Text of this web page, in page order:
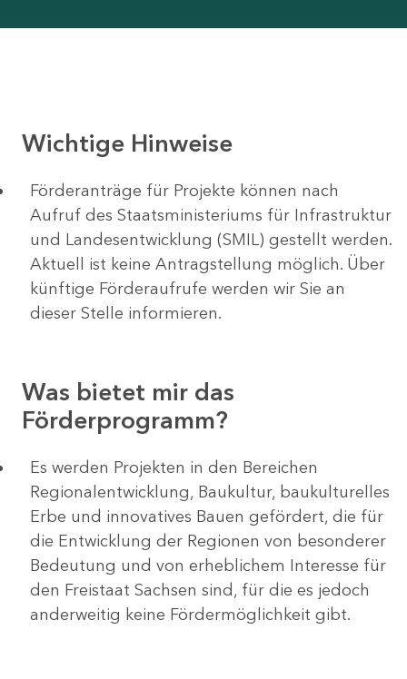
Wichtige Hinweise
Förderanträge für Projekte können nach
Aufruf des Staatsministeriums für Infrastruktur
und Landesentwicklung (SMIL) gestellt werden.
Aktuell ist keine Antragstellung möglich. Über
künftige Förderaufrufe werden wir Sie an
dieser Stelle informieren.
Was bietet mir das
Förderprogramm?
Es werden Projekten in den Bereichen
Regionalentwicklung, Baukultur, baukulturelles
Erbe und innovatives Bauen gefördert, die für
die Entwicklung der Regionen von besonderer
Bedeutung und von erheblichem Interesse für
den Freistaat Sachsen sind, für die es jedoch
anderweitig keine Fördermöglichkeit gibt.